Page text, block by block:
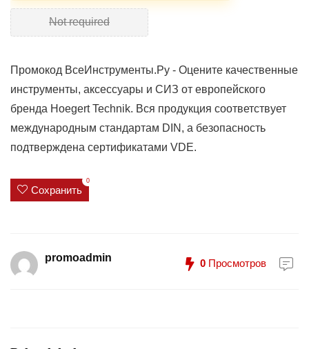
Not required
Промокод ВсеИнструменты.Ру - Оцените качественные
инструменты, аксессуары и СИЗ от европейского
бренда Hoegert Technik. Вся продукция соответствует
международным стандартам DIN, а безопасность
подтверждена сертификатами VDE.
Сохранить
0
promoadmin 0 Просмотров